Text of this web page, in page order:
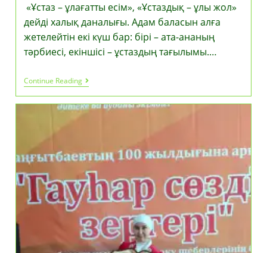
«Ұстаз – ұлағатты есім», «Ұстаздық – ұлы жол»
дейді халық даналығы. Адам баласын алға
жетелейтін екі күш бар: бірі – ата-ананың
тәрбиесі, екіншісі – ұстаздың тағылымы.…
Continue ReadingДәстүрді
Жалғастырған
Педагогтер
Әулеті